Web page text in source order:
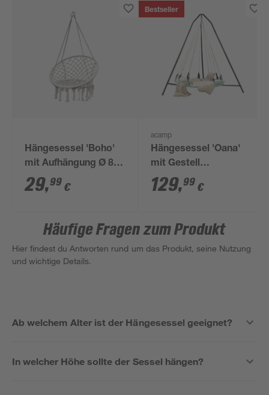
Hängesessel 'Boho'
mit Aufhängung Ø 80
x 125 cm
29,99 €
Bestseller
acamp
Hängesessel 'Oana'
mit Gestell
grün/schwarz Ø 190 x
240 cm
129,99 €
Häufige Fragen zum Produkt
Hier findest du Antworten rund um das Produkt, seine Nutzung
und wichtige Details.
Ab welchem Alter ist der Hängesessel geeignet?
In welcher Höhe sollte der Sessel hängen?